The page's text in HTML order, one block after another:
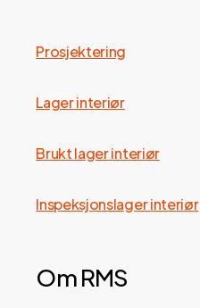
Prosjektering
Lager interiør
Brukt lager interiør
Inspeksjonslager interiør
Om RMS